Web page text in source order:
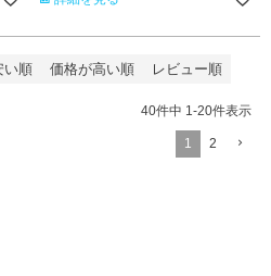
い順 価格が高い順 レビュー順
40件中 1-20件表示
1 2